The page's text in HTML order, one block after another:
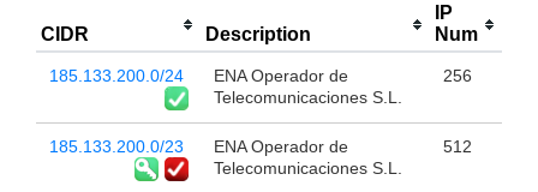
CIDR Description
IP
Num
185.133.200.0/24
ENA Operador de
Telecomunicaciones S.L.
256
185.133.200.0/23
ENA Operador de
Telecomunicaciones S.L.
512